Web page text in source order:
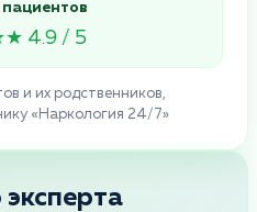
пациентов
4.9 / 5
и их родственников,
«Наркология 24/7»